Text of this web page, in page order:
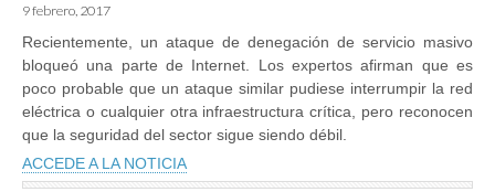
9 febrero, 2017
Recientemente, un ataque de denegación de servicio masivo
bloqueó una parte de Internet. Los expertos afirman que es
poco probable que un ataque similar pudiese interrumpir la red
eléctrica o cualquier otra infraestructura crítica, pero reconocen
que la seguridad del sector sigue siendo débil.
ACCEDE A LA NOTICIA